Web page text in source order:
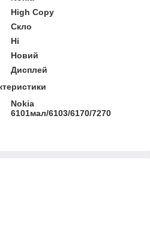
High Copy
Скло
Ні
Новий
Дисплей
Nokia
6101мал/6103/6170/7270